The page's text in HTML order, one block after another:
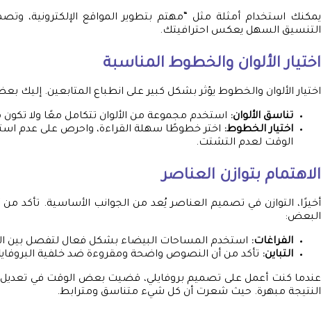
يمكنك استخدام أمثلة مثل “مهتم بتطوير المواقع الإلكترونية،
التنسيق السهل يعكس احترافيتك.
اختيار الألوان والخطوط المناسبة
اختيار الألوان والخطوط يؤثر بشكل كبير على انطباع المتابعين. إليك
تناسق الألوان: استخدم مجموعة من الألوان تتكامل معًا ولا تكون
اختيار الخطوط: اختر خطوطًا سهلة القراءة، واحرص على عدم
الوقت لعدم التشتت.
الاهتمام بتوازن العناصر
أخيرًا، التوازن في تصميم العناصر يُعد من الجوانب الأساسية. تأكد
البعض:
الفراغات: استخدم المساحات البيضاء بشكل فعال لتفصل بين
التباين: تأكد من أن النصوص واضحة ومقروءة ضد خلفية
عندما كنت أعمل على تصميم بروفايلي، قضيت بعض الوقت في تعديل
النتيجة مبهرة. حيث شعرت أن كل شيء متناسق ومترابط.